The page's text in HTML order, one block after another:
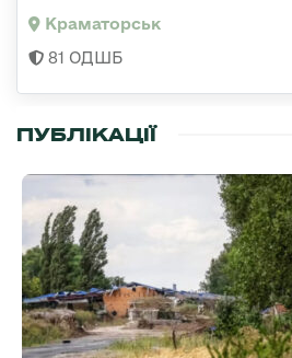
Краматорськ
81 ОДШБ
ПУБЛІКАЦІЇ